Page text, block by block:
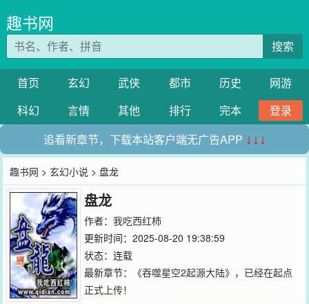
趣书网
搜索
首页 玄幻 武侠 都市 历史
网游
科幻
言情 其他 排行 完本
登录
追看新章节，下载本站客户端无广告APP ↓↓↓
趣书网 >玄幻小说 > 盘龙
盘龙
作者： 我吃西红柿
更新时间：2025-08-20 19:38:59
状态：连载
最新章节：
《吞噬星空2起源大陆》，已经在起点
正式上传！